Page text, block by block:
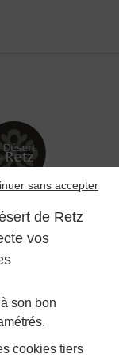
sans accepter
de Retz
vos
son bon
cookies tiers